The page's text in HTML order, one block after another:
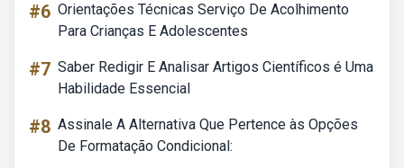
#6 Orientações Técnicas Serviço De Acolhimento
Para Crianças E Adolescentes
#7 Saber Redigir E Analisar Artigos Científicos é Uma
Habilidade Essencial
#8 Assinale A Alternativa Que Pertence às Opções
De Formatação Condicional: